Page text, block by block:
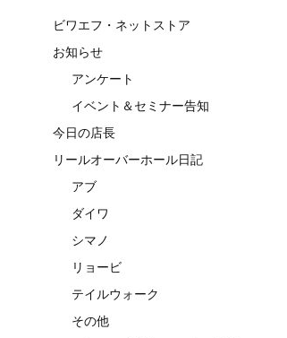
ビワエフ・ネットストア
お知らせ
アンケート
イベント＆セミナー告知
今日の店長
リールオーバーホール日記
アブ
ダイワ
シマノ
リョービ
テイルウォーク
その他